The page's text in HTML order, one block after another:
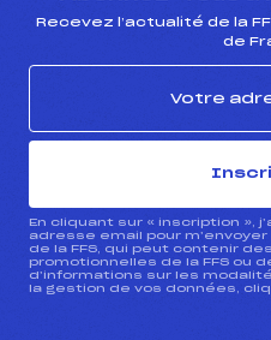
Recevez l’actualité de la
de
En cliquant sur « inscription »,
adresse email pour
de la FFS, qui peut contenir
promotionnelles de la FFS ou
d’informations sur les
la gestion de vos données,